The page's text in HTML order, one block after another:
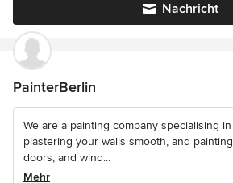
Nachricht
PainterBerlin
We are a painting company specialising
plastering your walls smooth, and
doors, and wind...
Mehr